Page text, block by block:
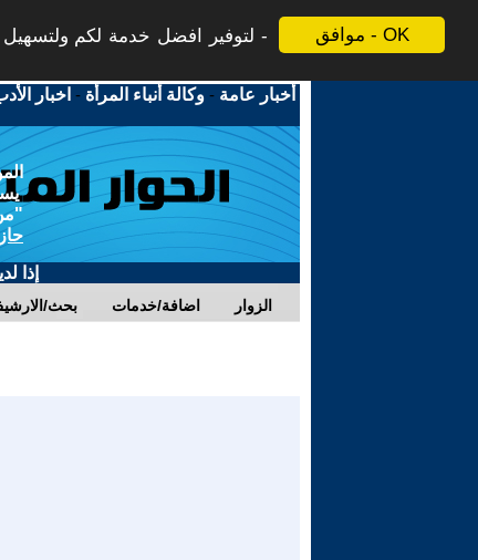
موافق - OK
لتوفير افضل خدمة لكم ولتسهيل
أخبار عامة -وكالة أنباء المرأة - اخبار
إذا
بحث/ اضافة/خدمات الزوار